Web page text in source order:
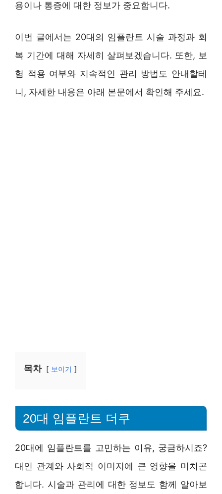
용이나 통증에 대한 정보가 중요합니다.
이번 글에서는 20대의 임플란트 시술 과정과 회
복 기간에 대해 자세히 살펴보겠습니다. 또한, 보
험 적용 여부와 지속적인 관리 방법도 안내할테
니, 자세한 내용은 아래 본문에서 확인해 주세요.
목차 보이기
20대 임플란트 더쿠
20대에 임플란트를 고민하는 이유, 궁금하시죠?
대인 관계와 사회적 이미지에 큰 영향을 미치곤
합니다. 시술과 관리에 대한 정보도 함께 알아보